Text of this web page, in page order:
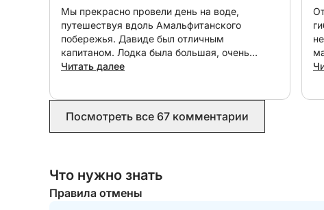
того, загорите ли вы на солнце или отдохнете в
Этот частный тур на целый день идеально
(до 12 человек), желающих насладиться
собственном темпе, вдали от толпы и стресса
пейзажей Италии: вас ждет день, полный
Мы прекрасно провели день на воде,
путешествуя вдоль Амальфитанского
побережья. Давиде был отличным
капитаном. Лодка была большая, очень
комфортабельная и с большим количеством
Читать далее
Посмотреть все 67 комментарии
Что нужно знать
Правила отмены